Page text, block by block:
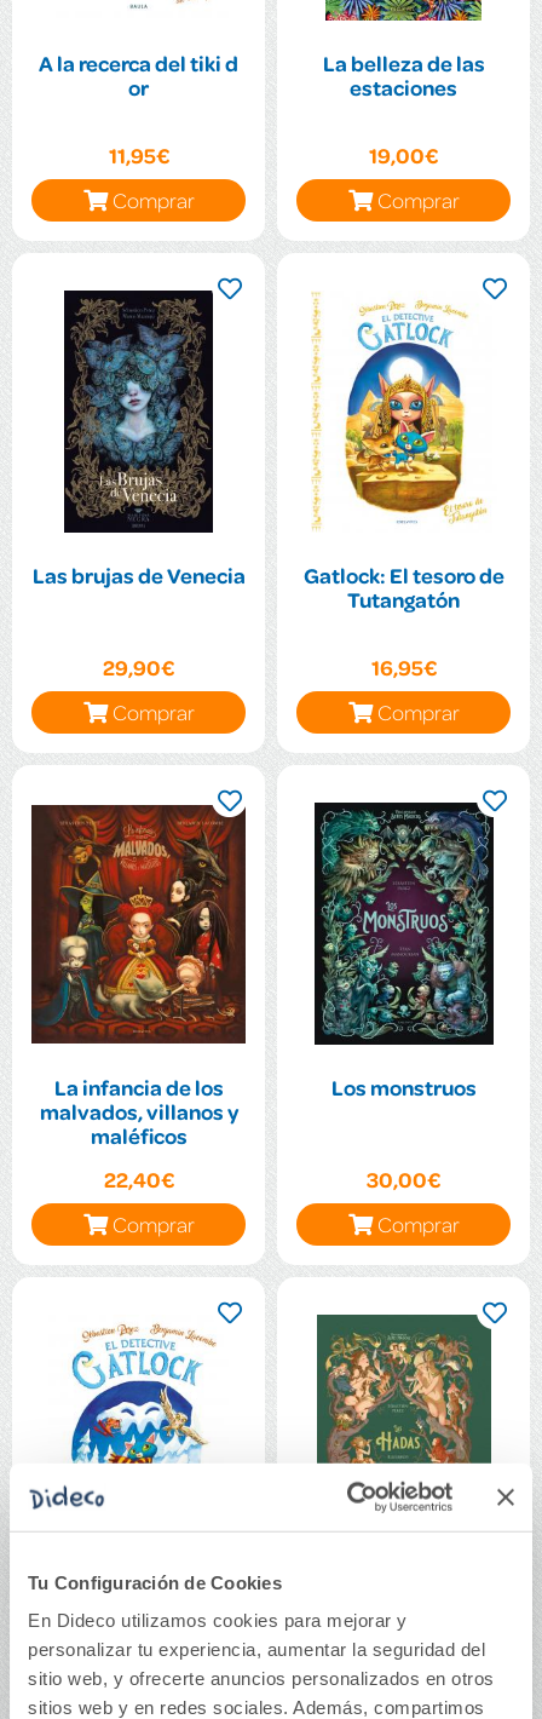
Tu Configuración de Cookies
En Dideco utilizamos cookies para mejorar y
personalizar tu experiencia, aumentar la seguridad del
sitio web, y ofrecerte anuncios personalizados en otros
sitios web y en redes sociales. Además, compartimos
A la recerca del tiki d
or
11,95€
Comprar
La belleza de las
estaciones
19,00€
Comprar
Las brujas de Venecia
29,90€
Comprar
Gatlock: El tesoro de
Tutangatón
16,95€
Comprar
La infancia de los
malvados, villanos y
maléficos
22,40€
Comprar
Los monstruos
30,00€
Comprar
El gatominable
monstruo de las
nieves
11,95€
30,00€